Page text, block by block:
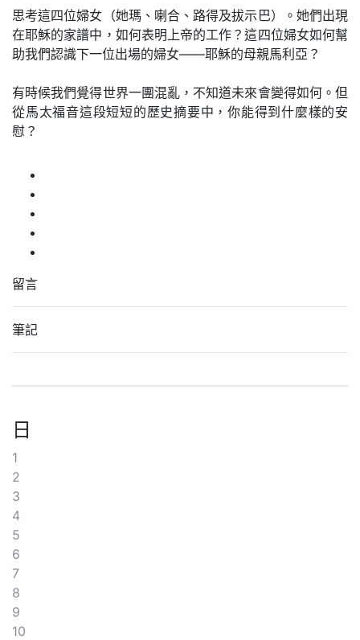
思考這四位婦女（她瑪、喇合、路得及拔示巴）。她們出現
在耶穌的家譜中，如何表明上帝的工作？這四位婦女如何幫
助我們認識下一位出場的婦女——耶穌的母親馬利亞？
有時候我們覺得世界一團混亂，不知道未來會變得如何。但
從馬太福音這段短短的歷史摘要中，你能得到什麼樣的安
慰？
留言
筆記
日
1
2
3
4
5
6
7
8
9
10